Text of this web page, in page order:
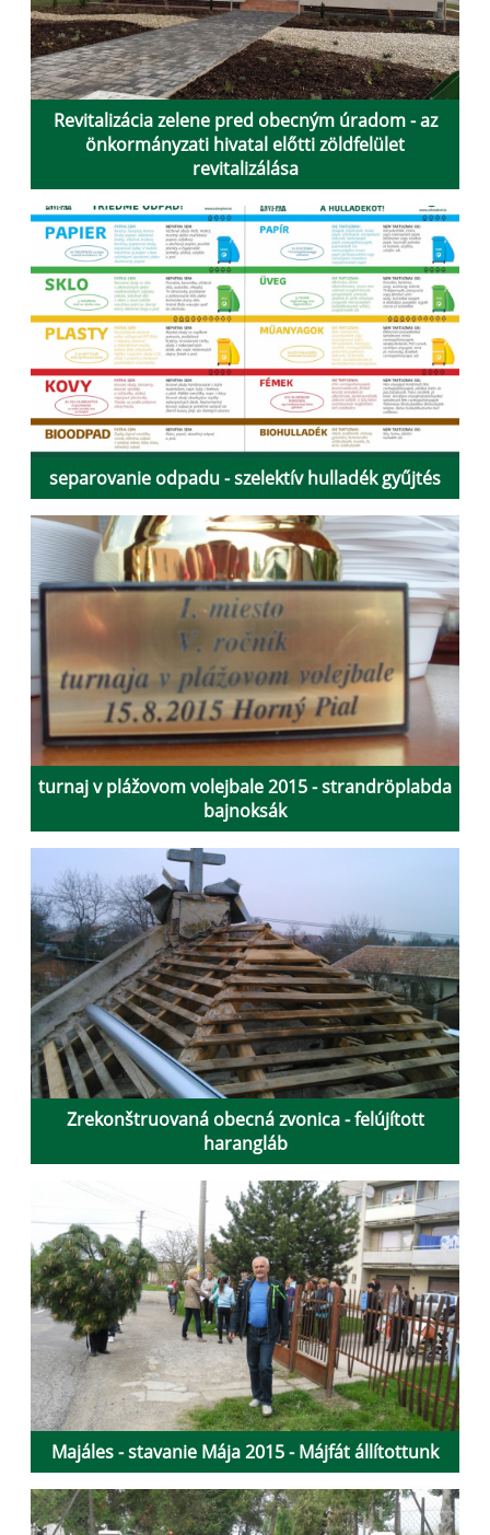
Revitalizácia zelene pred obecným úradom - az
önkormányzati hivatal előtti zöldfelület
revitalizálása
separovanie odpadu - szelektív hulladék gyűjtés
turnaj v plážovom volejbale 2015 - strandröplabda
bajnoksák
Zrekonštruovaná obecná zvonica - felújított
harangláb
Majáles - stavanie Mája 2015 - Májfát állítottunk